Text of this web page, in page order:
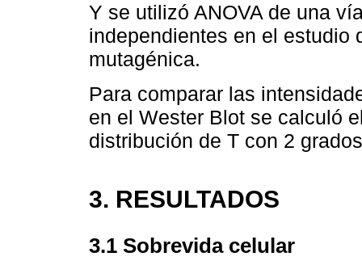
Y se utilizó ANOVA de una
independientes en el estudio
mutagénica.
Para comparar las
en el Wester Blot se calculó
distribución de T con 2
3. RESULTADOS
3.1 Sobrevida celular